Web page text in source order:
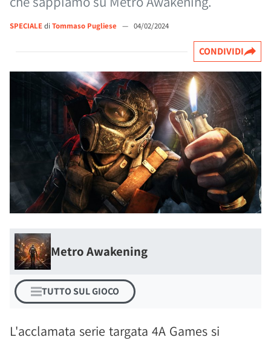
SPECIALEdi Tommaso Pugliese — 04/02/2024
CONDIVIDI
Metro Awakening
TUTTO SUL GIOCO
L'acclamata serie targata 4A Games si